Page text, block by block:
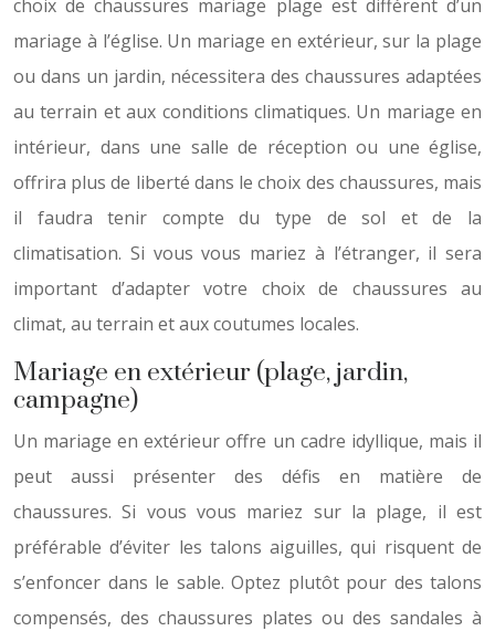
choix de chaussures mariage plage est différent d’un
mariage à l’église. Un mariage en extérieur, sur la plage
ou dans un jardin, nécessitera des chaussures adaptées
au terrain et aux conditions climatiques. Un mariage en
intérieur, dans une salle de réception ou une église,
offrira plus de liberté dans le choix des chaussures, mais
il faudra tenir compte du type de sol et de la
climatisation. Si vous vous mariez à l’étranger, il sera
important d’adapter votre choix de chaussures au
climat, au terrain et aux coutumes locales.
Mariage en extérieur (plage, jardin,
campagne)
Un mariage en extérieur offre un cadre idyllique, mais il
peut aussi présenter des défis en matière de
chaussures. Si vous vous mariez sur la plage, il est
préférable d’éviter les talons aiguilles, qui risquent de
s’enfoncer dans le sable. Optez plutôt pour des talons
compensés, des chaussures plates ou des sandales à